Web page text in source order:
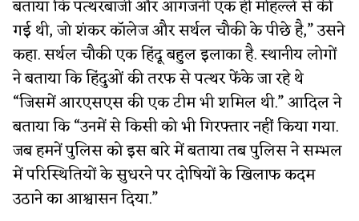
बताया कि पत्थरबाजी और आगजनी एक ही मोहल्ले से की
गई थी, जो शंकर कॉलेज और सर्थल चौकी के पीछे है,” उसने
कहा. सर्थल चौकी एक हिंदू बहुल इलाका है. स्थानीय लोगों
ने बताया कि हिंदुओं की तरफ से पत्थर फेंके जा रहे थे
“जिसमें आरएसएस की एक टीम भी शमिल थी.” आदिल ने
बताया कि “उनमें से किसी को भी गिरफ्तार नहीं किया गया.
जब हमनें पुलिस को इस बारे में बताया तब पुलिस ने सम्भल
में परिस्थितियों के सुधरने पर दोषियों के खिलाफ कदम
उठाने का आश्वासन दिया.”